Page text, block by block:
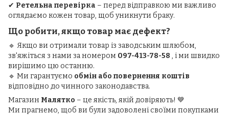
✔ Ретельна перевірка – перед відправкою ми важливо
оглядаємо кожен товар, щоб уникнути браку.
Що робити, якщо товар має дефект?
🔹 Якщо ви отримали товар із заводським шлюбом,
зв'яжіться з нами за номером 097-413-78-58 , і ми швидко
вирішимо цю останню.
🔹 Ми гарантуємо обмін або повернення коштів
відповідно до чинного законодавства.
Магазин Малятко – це якість, якій довіряють! 💙
Ми прагнемо, щоб ви були задоволені своїми покупками